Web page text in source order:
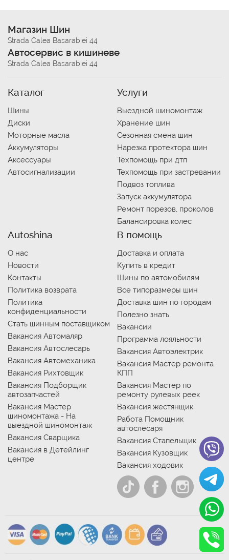
Магазин Шин
Strada Calea Basarabiei 44
Автосервис в кишиневе
Strada Calea Basarabiei 44
Каталог
Шины
Диски
Моторные масла
Аккумуляторы
Аксессуары
Автосигнализации
Услуги
Выездной шиномонтаж
Хранение шин
Сезонная смена шин
Нарезка протектора шин
Техпомощь при дтп
Техпомощь при застревании
Подвоз топлива
Запуск аккумулятора
Ремонт порезов, проколов
Балансировка колес
Autoshina
О нас
Новости
Контакты
Политика возврата
Политика
конфиденциальности
Стать шинным поставщиком
Вакансия Автомаляр
Вакансия Автослесарь
Вакансия Автомеханика
Вакансия Рихтовщик
Вакансия Подборщик
автозапчастей
Вакансия Мастер
шиномонтажа - На
выездной шиномонтаж
Вакансия Сварщика
Вакансия в Детейлинг
центре
В помощь
Доставка и оплата
Купить в кредит
Шины по автомобилям
Все типоразмеры шин
Доставка шин по городам
Полезно знать
Вакансии
Программа лояльности
Вакансия Автоэлектрик
Вакансия Мастер ремонта
КПП
Вакансия Мастер по
ремонту рулевых реек
Вакансия жестянщик
Работа Помощник
автослесаря
Вакансия Стапельщик
Вакансия Кузовщик
Вакансия ходовик